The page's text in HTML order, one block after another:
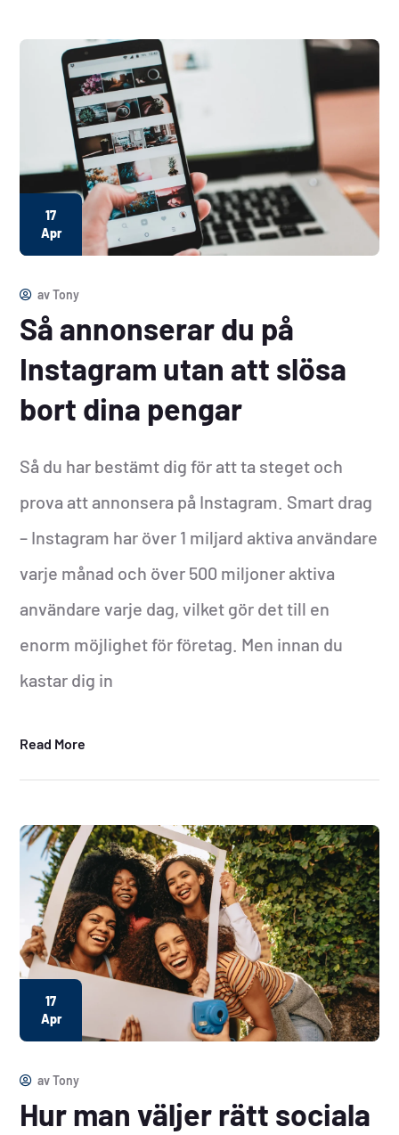
17
Apr
avTony
Så annonserar du på
Instagram utan att slösa
bort dina pengar
Så du har bestämt dig för att ta steget och
prova att annonsera på Instagram. Smart drag
– Instagram har över 1 miljard aktiva användare
varje månad och över 500 miljoner aktiva
användare varje dag, vilket gör det till en
enorm möjlighet för företag. Men innan du
kastar dig in
Read More
17
Apr
avTony
Hur man väljer rätt sociala